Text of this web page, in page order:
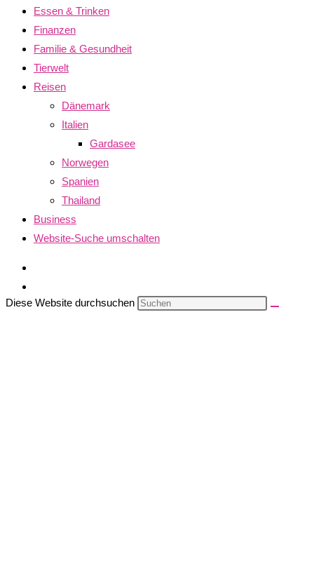
Essen & Trinken
Finanzen
Familie & Gesundheit
Tierwelt
Reisen
Dänemark
Italien
Gardasee
Norwegen
Spanien
Thailand
Business
Website-Suche umschalten
Diese Website durchsuchen